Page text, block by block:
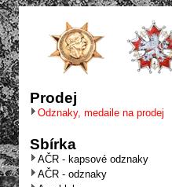
Prodej
Odznaky, medaile na prodej
Sbírka
AČR - kapsové odznaky
AČR - odznaky